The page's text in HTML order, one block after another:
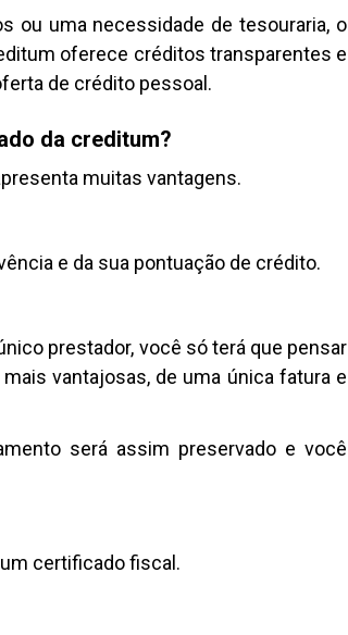
ou uma necessidade de tesouraria, o
oferece créditos transparentes e
de crédito pessoal.
da creditum?
muitas vantagens.
e da sua pontuação de crédito.
prestador, você só terá que pensar
vantajosas, de uma única fatura e
será assim preservado e você
certificado fiscal.